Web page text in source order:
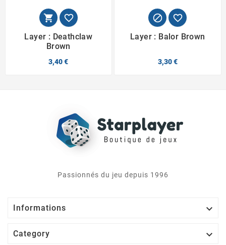
 
Layer : Deathclaw
Brown
3,40 €
 
Layer : Balor Brown
3,30 €
Passionnés du jeu depuis 1996
Informations 
Category 